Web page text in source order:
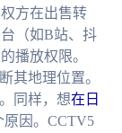
方在出售转
（如B站、抖
播放权限。
其地理位置。
同样，想在日
原因。CCTV5